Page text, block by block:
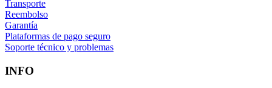
Transporte
Reembolso
Garantía
Plataformas de pago seguro
Soporte técnico y problemas
INFO